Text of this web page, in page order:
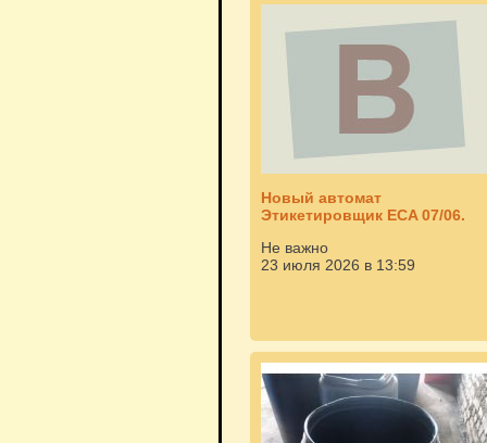
Новый автомат
Этикетировщик ЕСA 07/06.
Не важно
23 июля 2026 в 13:59